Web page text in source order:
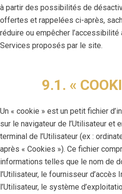
à partir des possibilités de
offertes et rappelées ci-après,
réduire ou empêcher
Services proposés par le site.
9.1. «
Un « cookie » est un petit fichier
sur le navigateur de l’Utilisateur et
terminal de l’Utilisateur (ex :
après « Cookies »). Ce fichier
informations telles que le nom de
l’Utilisateur, le fournisseur d’accès
l’Utilisateur, le système